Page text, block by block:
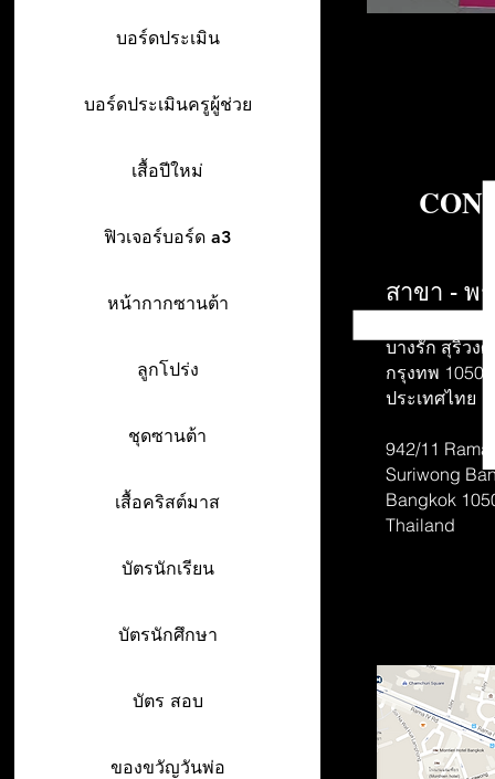
บอร์ดประเมิน
บอร์ดประเมินครูผู้ช่วย
เสื้อปีใหม่
ฟิวเจอร์บอร์ด a3
หน้ากากซานต้า
ลูกโปร่ง
ชุดซานต้า
เสื้อคริสต์มาส
บัตรนักเรียน
บัตรนักศึกษา
บัตร สอบ
ของขวัญวันพ่อ
สาขา - พ
บางรัก สุริวงศ์
กรุงทพ 10500
ประเทศไทย
942/11 Rama
Suriwong
Bangkok
Thailand